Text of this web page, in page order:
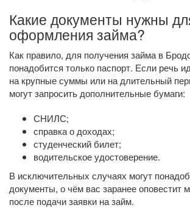
Какие документы нужны
оформления займа?
Как правило, для получения займа в
понадобится только паспорт. Если речь
на крупные суммы или на длительный
могут запросить дополнительные бумаги:
СНИЛС;
справка о доходах;
студенческий билет;
водительское удостоверение.
В исключительных случаях могут
документы, о чём вас заранее
после подачи заявки на займ.